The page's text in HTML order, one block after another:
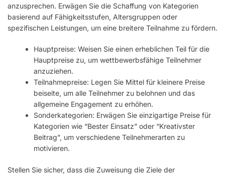
anzusprechen. Erwägen Sie die Schaffung von Kategorien
basierend auf Fähigkeitsstufen, Altersgruppen oder
spezifischen Leistungen, um eine breitere Teilnahme zu fördern.
Hauptpreise: Weisen Sie einen erheblichen Teil für die
Hauptpreise zu, um wettbewerbsfähige Teilnehmer
anzuziehen.
Teilnahmepreise: Legen Sie Mittel für kleinere Preise
beiseite, um alle Teilnehmer zu belohnen und das
allgemeine Engagement zu erhöhen.
Sonderkategorien: Erwägen Sie einzigartige Preise für
Kategorien wie “Bester Einsatz” oder “Kreativster
Beitrag”, um verschiedene Teilnehmerarten zu
motivieren.
Stellen Sie sicher, dass die Zuweisung die Ziele der